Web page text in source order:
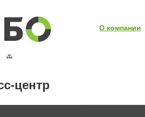
О компании
центр